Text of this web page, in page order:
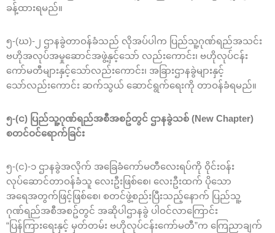
ခန့်ထားရမည်။
၅-(ဃ)-၂ ဌာနခွဲတာဝန်ခံသည် လိုအပ်ပါက ပြည်သူ့ဂုဏ်ရည်အသင်း
ဗဟိုအလုပ်အမှုဆောင်အဖွဲ့နှင့်သော် လည်းကောင်း၊ ဗဟိုလုပ်ငန်း
ကော်မတီများနှင့်သော်လည်းကောင်း၊ အခြားဌာနခွဲများနှင့်
သော်လည်းကောင်း ဆက်သွယ် ဆောင်ရွက်ရေးကို တာဝန်ခံရမည်။
၅-(င) ပြည်သူ့ဂုဏ်ရည်အစီအစဥ်တွင် ဌာနခွဲသစ် (New Chapter)
စတင်ဝင်ရောက်ခြင်း
၅-(င)-၁ ဌာနခွဲအလိုက် အခြေခံကော်မတီလေးရပ်ကို ဝိုင်းဝန်း
လုပ်ဆောင်တာဝန်ခံသူ လေးဦးဖြစ်စေ၊ လေးဦးထက် ပိုသော
အရေအတွက်ဖြင့်ဖြစ်စေ၊ စတင်ဖွဲ့စည်းပြီးသည့်နောက် ပြည်သူ့
ဂုဏ်ရည်အစီအစဥ်တွင် အဆိုပါဌာနခွဲ ပါဝင်လာကြောင်း
“ပြန်ကြားရေးနှင့် မှတ်တမ်း ဗဟိုလုပ်ငန်းကော်မတီ”က ကြေညာချက်